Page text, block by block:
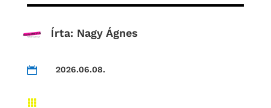
Írta: Nagy Ágnes
 2026.06.08.
